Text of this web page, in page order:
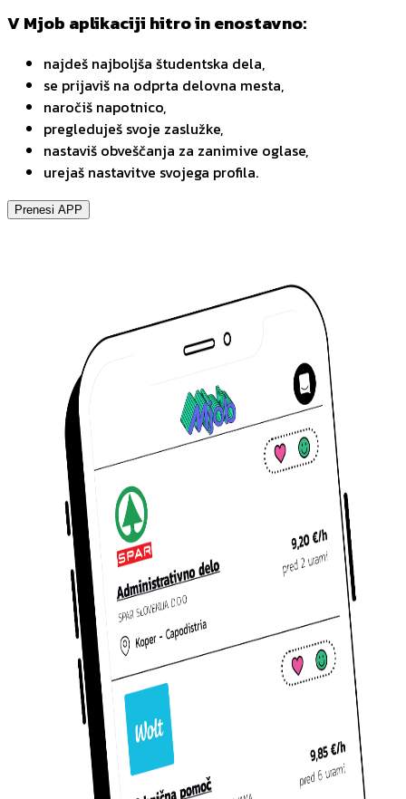
V Mjob aplikaciji hitro in enostavno:
najdeš najboljša študentska dela,
se prijaviš na odprta delovna mesta,
naročiš napotnico,
pregleduješ svoje zaslužke,
nastaviš obveščanja za zanimive oglase,
urejaš nastavitve svojega profila.
Prenesi APP